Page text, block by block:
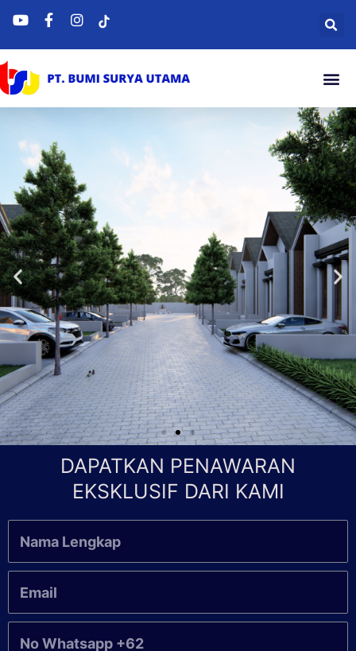
DAPATKAN PENAWARAN
EKSKLUSIF DARI KAMI